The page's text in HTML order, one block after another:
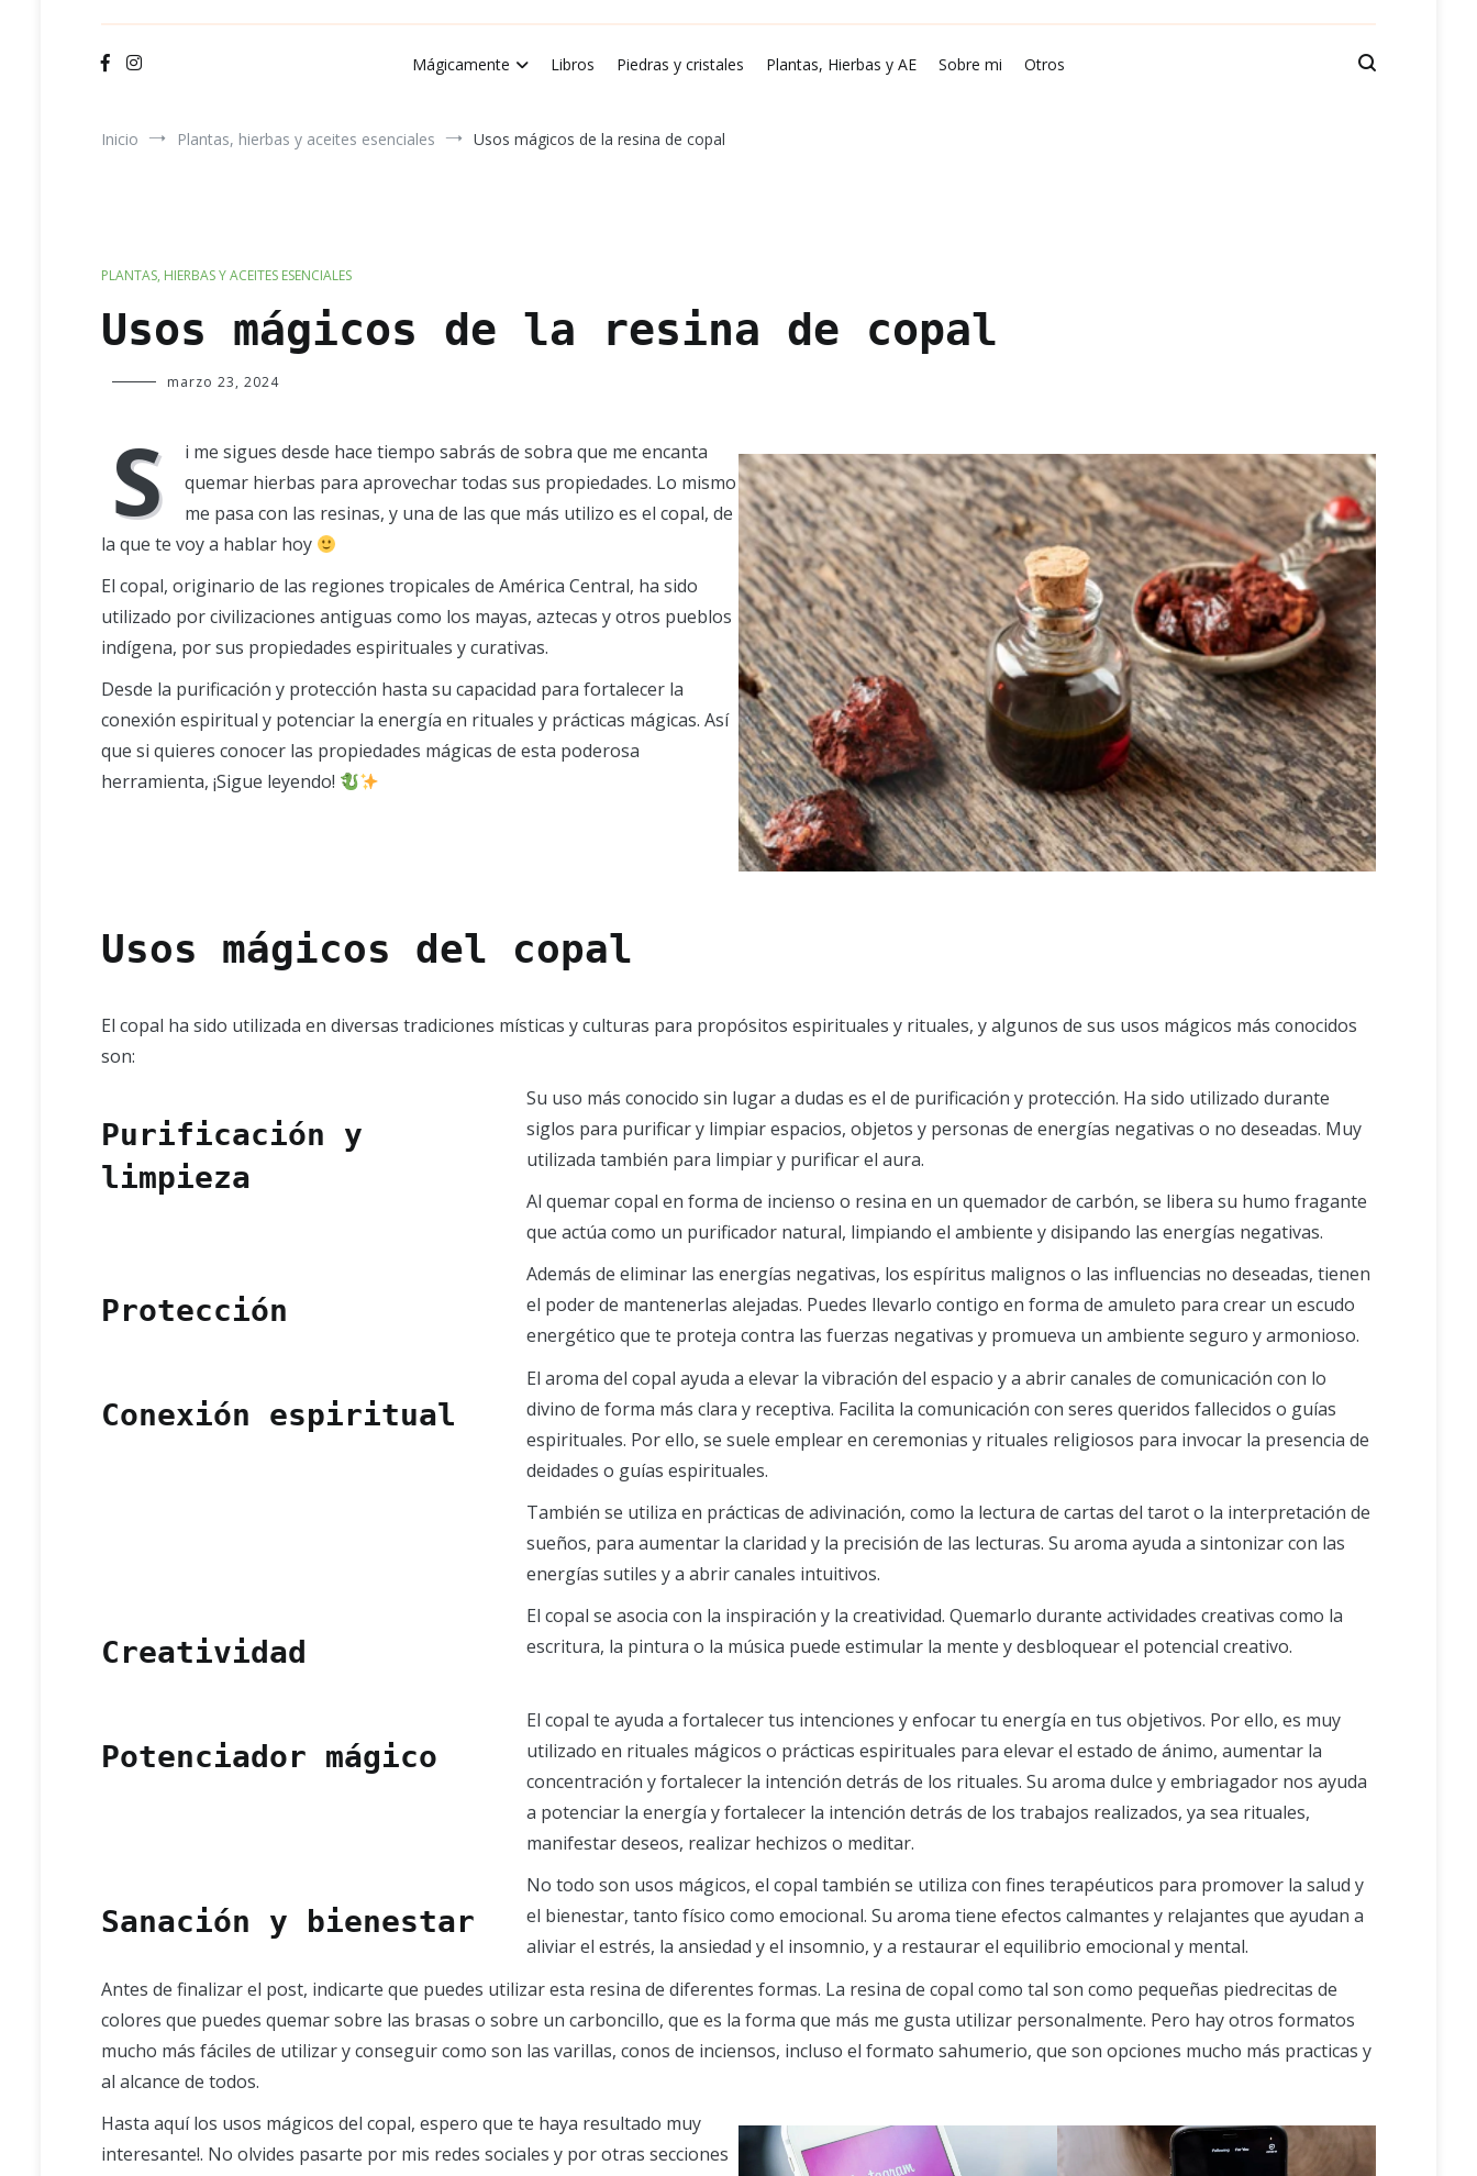
Mágicamente Libros Piedras y cristales Plantas, Hierbas y AE Sobre mi Otros
Inicio Plantas, hierbas y aceites esenciales Usos mágicos de la resina de copal
PLANTAS, HIERBAS Y ACEITES ESENCIALES
Usos mágicos de la resina de copal
Verde
marzo 23, 2024
S
i me sigues desde hace tiempo sabrás de sobra que me encanta
quemar hierbas para aprovechar todas sus propiedades. Lo mismo
me pasa con las resinas, y una de las que más utilizo es el copal, de
la que te voy a hablar hoy
El copal, originario de las regiones tropicales de América Central, ha sido
utilizado por civilizaciones antiguas como los mayas, aztecas y otros pueblos
indígena, por sus propiedades espirituales y curativas.
Desde la purificación y protección hasta su capacidad para fortalecer la
conexión espiritual y potenciar la energía en rituales y prácticas mágicas. Así
que si quieres conocer las propiedades mágicas de esta poderosa
herramienta, ¡Sigue leyendo!
Usos mágicos del copal
El copal ha sido utilizada en diversas tradiciones místicas y culturas para propósitos espirituales y rituales, y algunos de sus usos mágicos más conocidos
son:
Purificación y
limpieza
Su uso más conocido sin lugar a dudas es el de purificación y protección. Ha sido utilizado durante
siglos para purificar y limpiar espacios, objetos y personas de energías negativas o no deseadas. Muy
utilizada también para limpiar y purificar el aura.
Al quemar copal en forma de incienso o resina en un quemador de carbón, se libera su humo fragante
que actúa como un purificador natural, limpiando el ambiente y disipando las energías negativas.
Protección
Además de eliminar las energías negativas, los espíritus malignos o las influencias no deseadas, tienen
el poder de mantenerlas alejadas. Puedes llevarlo contigo en forma de amuleto para crear un escudo
energético que te proteja contra las fuerzas negativas y promueva un ambiente seguro y armonioso.
Conexión espiritual
El aroma del copal ayuda a elevar la vibración del espacio y a abrir canales de comunicación con lo
divino de forma más clara y receptiva. Facilita la comunicación con seres queridos fallecidos o guías
espirituales. Por ello, se suele emplear en ceremonias y rituales religiosos para invocar la presencia de
deidades o guías espirituales.
También se utiliza en prácticas de adivinación, como la lectura de cartas del tarot o la interpretación de
sueños, para aumentar la claridad y la precisión de las lecturas. Su aroma ayuda a sintonizar con las
energías sutiles y a abrir canales intuitivos.
Creatividad
El copal se asocia con la inspiración y la creatividad. Quemarlo durante actividades creativas como la
escritura, la pintura o la música puede estimular la mente y desbloquear el potencial creativo.
Potenciador mágico
El copal te ayuda a fortalecer tus intenciones y enfocar tu energía en tus objetivos. Por ello, es muy
utilizado en rituales mágicos o prácticas espirituales para elevar el estado de ánimo, aumentar la
concentración y fortalecer la intención detrás de los rituales. Su aroma dulce y embriagador nos ayuda
a potenciar la energía y fortalecer la intención detrás de los trabajos realizados, ya sea rituales,
manifestar deseos, realizar hechizos o meditar.
Sanación y bienestar
No todo son usos mágicos, el copal también se utiliza con fines terapéuticos para promover la salud y
el bienestar, tanto físico como emocional. Su aroma tiene efectos calmantes y relajantes que ayudan a
aliviar el estrés, la ansiedad y el insomnio, y a restaurar el equilibrio emocional y mental.
Antes de finalizar el post, indicarte que puedes utilizar esta resina de diferentes formas. La resina de copal como tal son como pequeñas piedrecitas de
colores que puedes quemar sobre las brasas o sobre un carboncillo, que es la forma que más me gusta utilizar personalmente. Pero hay otros formatos
mucho más fáciles de utilizar y conseguir como son las varillas, conos de inciensos, incluso el formato sahumerio, que son opciones mucho más practicas y
al alcance de todos.
Hasta aquí los usos mágicos del copal, espero que te haya resultado muy
interesante!. No olvides pasarte por mis redes sociales y por otras secciones